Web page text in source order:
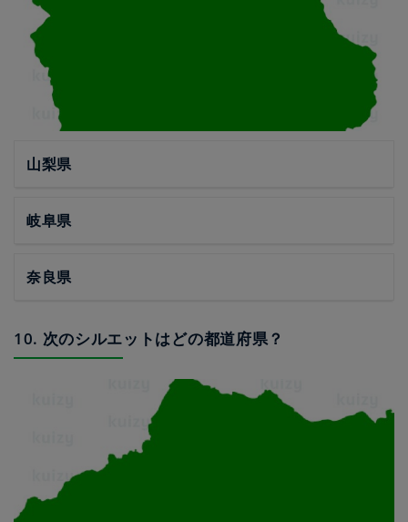
山梨県
岐阜県
奈良県
10. 次のシルエットはどの都道府県？